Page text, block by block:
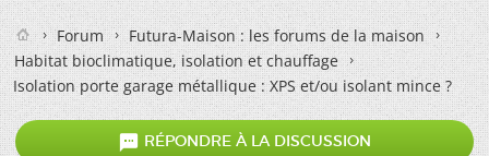
Forum
Futura-Maison : les forums de la maison
Habitat bioclimatique, isolation et chauffage
Isolation porte garage métallique : XPS et/ou isolant mince ?
 RÉPONDRE À LA DISCUSSION